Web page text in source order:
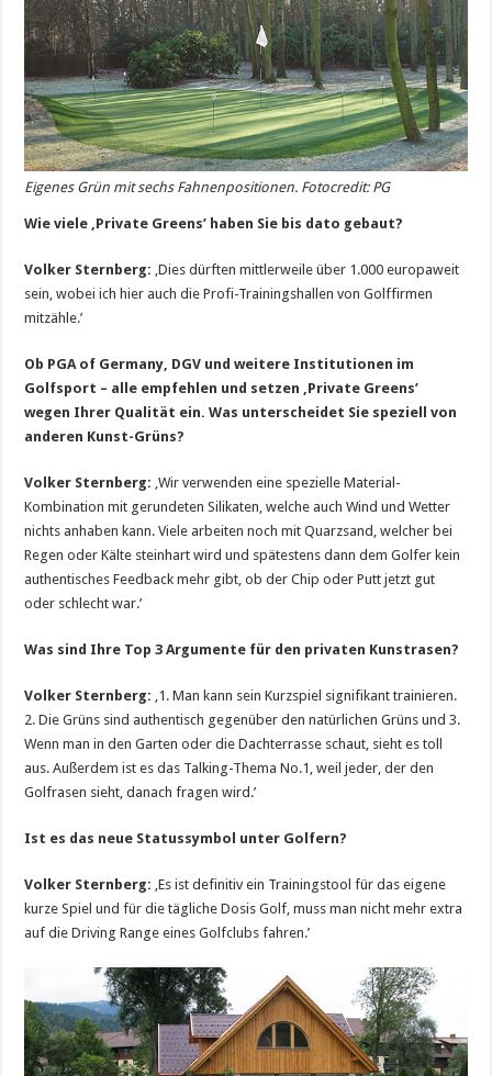
Eigenes Grün mit sechs Fahnenpositionen. Fotocredit: PG
Wie viele ‚Private Greens’ haben Sie bis dato gebaut?
Volker Sternberg: ‚Dies dürften mittlerweile über 1.000 europaweit
sein, wobei ich hier auch die Profi-Trainingshallen von Golffirmen
mitzähle.’
Ob PGA of Germany, DGV und weitere Institutionen im
Golfsport – alle empfehlen und setzen ‚Private Greens’
wegen Ihrer Qualität ein. Was unterscheidet Sie speziell von
anderen Kunst-Grüns?
Volker Sternberg: ‚Wir verwenden eine spezielle Material-
Kombination mit gerundeten Silikaten, welche auch Wind und Wetter
nichts anhaben kann. Viele arbeiten noch mit Quarzsand, welcher bei
Regen oder Kälte steinhart wird und spätestens dann dem Golfer kein
authentisches Feedback mehr gibt, ob der Chip oder Putt jetzt gut
oder schlecht war.’
Was sind Ihre Top 3 Argumente für den privaten Kunstrasen?
Volker Sternberg: ‚1. Man kann sein Kurzspiel signifikant trainieren.
2. Die Grüns sind authentisch gegenüber den natürlichen Grüns und 3.
Wenn man in den Garten oder die Dachterrasse schaut, sieht es toll
aus. Außerdem ist es das Talking-Thema No.1, weil jeder, der den
Golfrasen sieht, danach fragen wird.’
Ist es das neue Statussymbol unter Golfern?
Volker Sternberg: ‚Es ist definitiv ein Trainingstool für das eigene
kurze Spiel und für die tägliche Dosis Golf, muss man nicht mehr extra
auf die Driving Range eines Golfclubs fahren.’